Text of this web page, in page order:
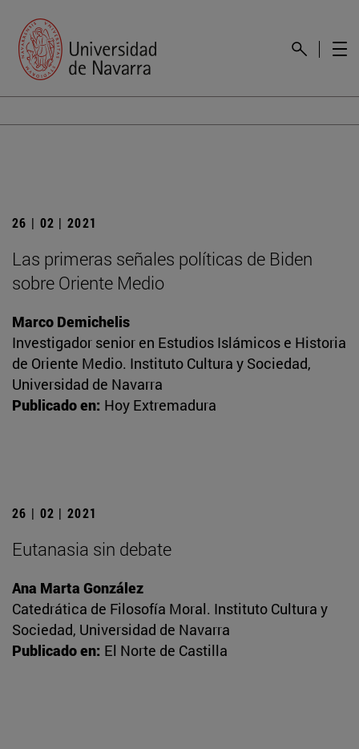
26 | 02 | 2021
Las primeras señales políticas de Biden
sobre Oriente Medio
Marco Demichelis
Investigador senior en Estudios Islámicos e Historia
de Oriente Medio. Instituto Cultura y Sociedad,
Universidad de Navarra
Publicado en: Hoy Extremadura
26 | 02 | 2021
Eutanasia sin debate
Ana Marta González
Catedrática de Filosofía Moral. Instituto Cultura y
Sociedad, Universidad de Navarra
Publicado en: El Norte de Castilla